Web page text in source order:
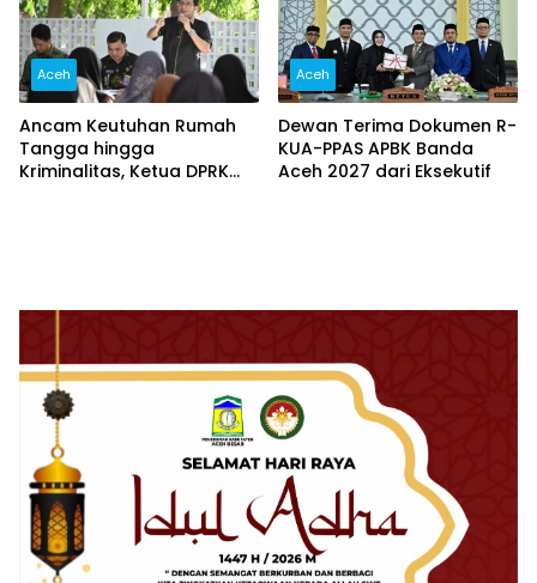
Aceh
Ancam Keutuhan Rumah
Tangga hingga
Kriminalitas, Ketua DPRK
Aceh
Dewan Terima Dokumen R-
KUA-PPAS APBK Banda
Aceh 2027 dari Eksekutif